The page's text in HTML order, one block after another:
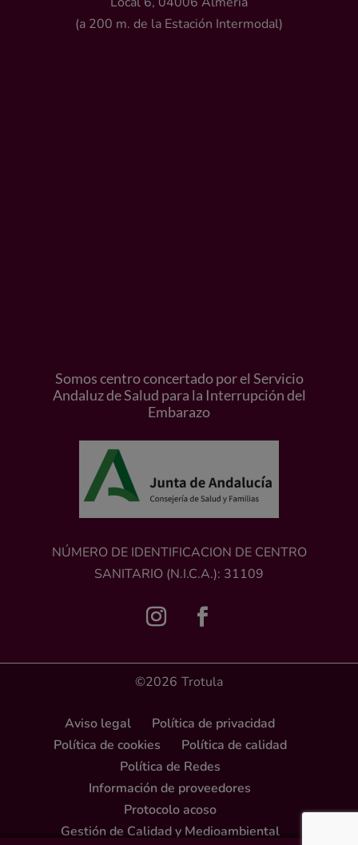
(a 200 m. de la Estación Intermodal)
Somos centro concertado por el Servicio
Andaluz de Salud para la Interrupción del
Embarazo
NÚMERO DE IDENTIFICACION DE CENTRO
SANITARIO (N.I.C.A.): 31109
©2026 Trotula
Aviso legal
Política de privacidad
Política de cookies
Política de calidad
Política de Redes
Información de proveedores
Protocolo acoso
Gestión de Calidad y Medioambiental